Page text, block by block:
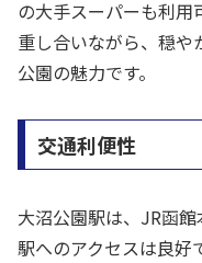
の大手スーパーも利用
重し合いながら、穏
公園の魅力です。
交通利便性
大沼公園駅は、JR函
駅へのアクセスは良好